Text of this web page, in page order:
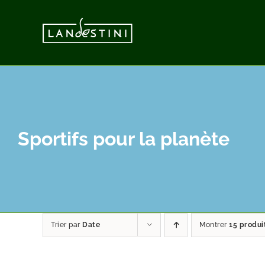
contenuto
Sportifs pour la planète
Trier par Date Montrer 15